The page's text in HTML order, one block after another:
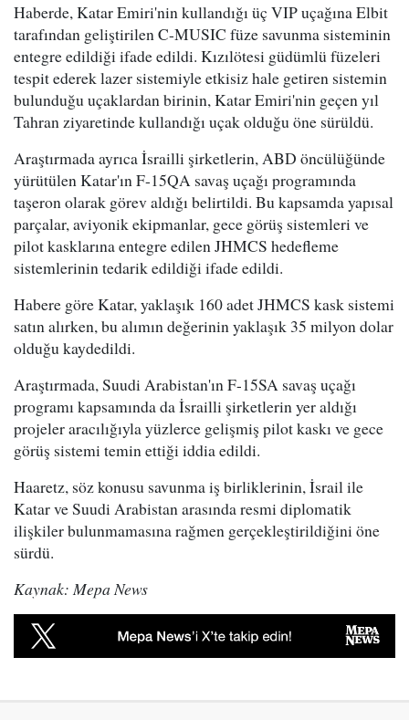
Haberde, Katar Emiri'nin kullandığı üç VIP uçağına Elbit
tarafından geliştirilen C-MUSIC füze savunma sisteminin
entegre edildiği ifade edildi. Kızılötesi güdümlü füzeleri
tespit ederek lazer sistemiyle etkisiz hale getiren sistemin
bulunduğu uçaklardan birinin, Katar Emiri'nin geçen yıl
Tahran ziyaretinde kullandığı uçak olduğu öne sürüldü.
Araştırmada ayrıca İsrailli şirketlerin, ABD öncülüğünde
yürütülen Katar'ın F-15QA savaş uçağı programında
taşeron olarak görev aldığı belirtildi. Bu kapsamda yapısal
parçalar, aviyonik ekipmanlar, gece görüş sistemleri ve
pilot kasklarına entegre edilen JHMCS hedefleme
sistemlerinin tedarik edildiği ifade edildi.
Habere göre Katar, yaklaşık 160 adet JHMCS kask sistemi
satın alırken, bu alımın değerinin yaklaşık 35 milyon dolar
olduğu kaydedildi.
Araştırmada, Suudi Arabistan'ın F-15SA savaş uçağı
programı kapsamında da İsrailli şirketlerin yer aldığı
projeler aracılığıyla yüzlerce gelişmiş pilot kaskı ve gece
görüş sistemi temin ettiği iddia edildi.
Haaretz, söz konusu savunma iş birliklerinin, İsrail ile
Katar ve Suudi Arabistan arasında resmi diplomatik
ilişkiler bulunmamasına rağmen gerçekleştirildiğini öne
sürdü.
Kaynak: Mepa News